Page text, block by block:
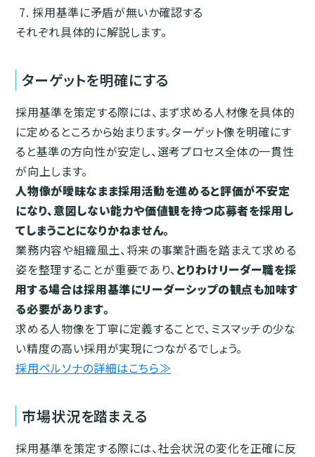
採用基準に矛盾が無いか確認する
それぞれ具体的に解説します。
ターゲットを明確にする
採用基準を策定する際には、まず求める人材像を具体的
に定めるところから始まります。ターゲット像を明確にす
ると基準の方向性が安定し、選考プロセス全体の一貫性
が向上します。
人物像が曖昧なまま採用活動を進めると評価が不安定
になり、意図しない能力や価値観を持つ応募者を採用し
てしまうことになりかねません。
業務内容や組織風土、将来の事業計画を踏まえて求める
姿を整理することが重要であり、とりわけリーダー職を採
用する場合は採用基準にリーダーシップの観点も加味す
る必要があります。
求める人物像を丁寧に定義することで、ミスマッチの少な
い精度の高い採用が実現につながるでしょう。
採用ペルソナの詳細はこちら≫
市場状況を踏まえる
採用基準を策定する際には、社会状況の変化を正確に反